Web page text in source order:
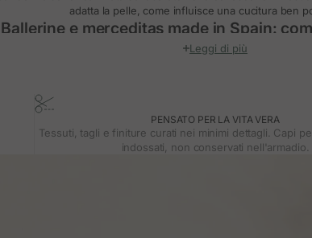
adatta la pelle, come influisce una cucitura ben
Ballerine e merceditas made in Spain:
e merceditas sono il riflesso di
Scarpe con tacco fabbricate in Spagna:
Le nostre scarpe con tacco fatte in Spagna sono
moderate, plantari morbidi e materiali che si
lunghe o per quando semplicemente vuoi sentirti più
Leggi di più
PENSATO PER LA VITA VERA
Tessuti, tagli e finiture curati nei minimi dettagli. Capi
indossati, non conservati nell'armadio.